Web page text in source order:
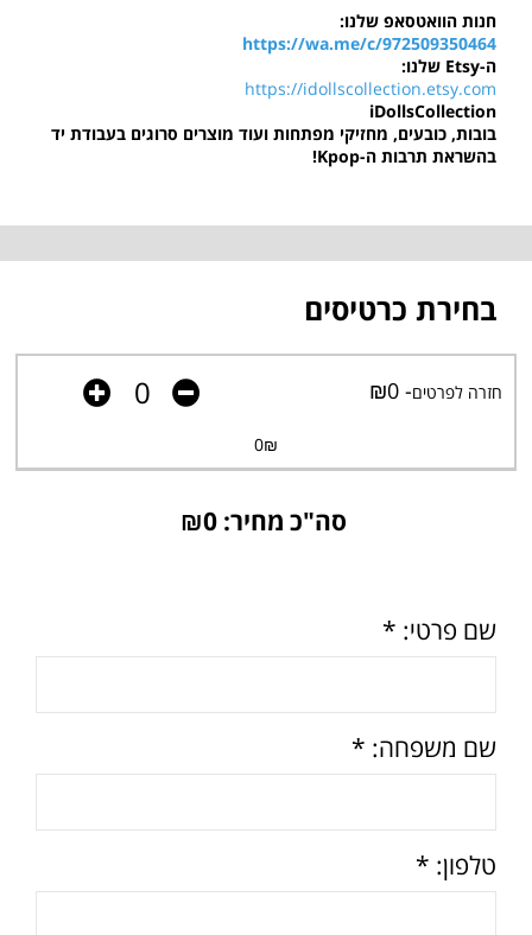
חנות הוואטסאפ שלנו:
https://wa.me/c/972509350464
ה-Etsy שלנו:
https://idollscollection.etsy.com
iDollsCollection
בובות, כובעים, מחזיקי מפתחות ועוד מוצרים סרוגים בעבודת יד
בהשראת תרבות ה-Kpop!
בחירת כרטיסים
חזרה לפרטים- ₪0
₪
0
סה"כ מחיר: ₪0
שם פרטי: *
שם משפחה: *
טלפון: *